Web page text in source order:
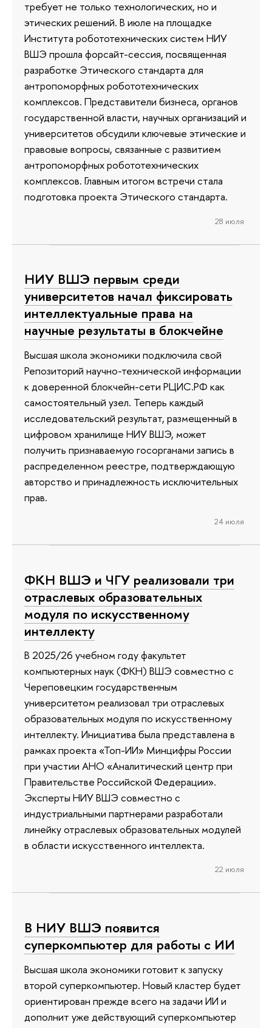
требует не только технологических, но и
этических решений. В июле на площадке
Института робототехнических систем НИУ
ВШЭ прошла форсайт-сессия, посвященная
разработке Этического стандарта для
антропоморфных робототехнических
комплексов. Представители бизнеса, органов
государственной власти, научных организаций и
университетов обсудили ключевые этические и
правовые вопросы, связанные с развитием
антропоморфных робототехнических
комплексов. Главным итогом встречи стала
подготовка проекта Этического стандарта.
28 июля
НИУ ВШЭ первым среди
университетов начал фиксировать
интеллектуальные права на
научные результаты в блокчейне
Высшая школа экономики подключила свой
Репозиторий научно-технической информации
к доверенной блокчейн-сети РЦИС.РФ как
самостоятельный узел. Теперь каждый
исследовательский результат, размещенный в
цифровом хранилище НИУ ВШЭ, может
получить признаваемую госорганами запись в
распределенном реестре, подтверждающую
авторство и принадлежность исключительных
прав.
24 июля
ФКН ВШЭ и ЧГУ реализовали три
отраслевых образовательных
модуля по искусственному
интеллекту
В 2025/26 учебном году факультет
компьютерных наук (ФКН) ВШЭ совместно с
Череповецким государственным
университетом реализовал три отраслевых
образовательных модуля по искусственному
интеллекту. Инициатива была представлена в
рамках проекта «Топ-ИИ» Минцифры России
при участии АНО «Аналитический центр при
Правительстве Российской Федерации».
Эксперты НИУ ВШЭ совместно с
индустриальными партнерами разработали
линейку отраслевых образовательных модулей
в области искусственного интеллекта.
22 июля
В НИУ ВШЭ появится
суперкомпьютер для работы с ИИ
Высшая школа экономики готовит к запуску
второй суперкомпьютер. Новый кластер будет
ориентирован прежде всего на задачи ИИ и
дополнит уже действующий суперкомпьютер